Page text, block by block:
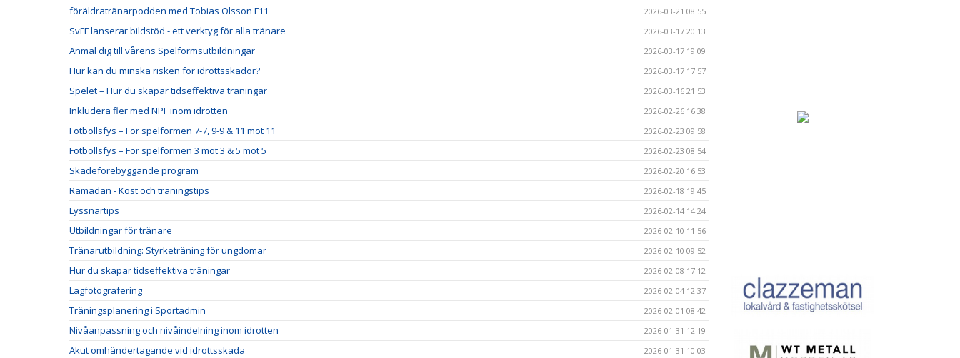
föräldratränarpodden med Tobias Olsson F11 2026-03-21 08:55
SvFF lanserar bildstöd - ett verktyg för alla tränare 2026-03-17 20:13
Anmäl dig till vårens Spelformsutbildningar 2026-03-17 19:09
Hur kan du minska risken för idrottsskador? 2026-03-17 17:57
Spelet – Hur du skapar tidseffektiva träningar 2026-03-16 21:53
Inkludera fler med NPF inom idrotten 2026-02-26 16:38
Fotbollsfys – För spelformen 7-7, 9-9 & 11 mot 11 2026-02-23 09:58
Fotbollsfys – För spelformen 3 mot 3 & 5 mot 5 2026-02-23 08:54
Skadeförebyggande program 2026-02-20 16:53
Ramadan - Kost och träningstips 2026-02-18 19:45
Lyssnartips 2026-02-14 14:24
Utbildningar för tränare 2026-02-10 11:56
Tränarutbildning: Styrketräning för ungdomar 2026-02-10 09:52
Hur du skapar tidseffektiva träningar 2026-02-08 17:12
Lagfotografering 2026-02-04 12:37
Träningsplanering i Sportadmin 2026-02-01 08:42
Nivåanpassning och nivåindelning inom idrotten 2026-01-31 12:19
Akut omhändertagande vid idrottsskada 2026-01-31 10:03